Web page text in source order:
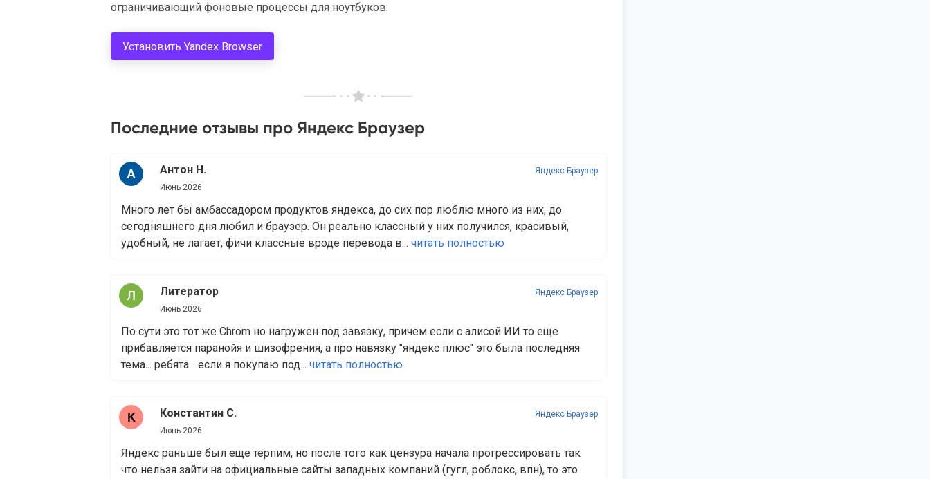
ограничивающий фоновые процессы для ноутбуков.
Установить Yandex Browser
Последние отзывы про Яндекс Браузер
Антон Н.
Июнь 2026
Яндекс Браузер
Много лет бы амбассадором продуктов яндекса, до сих пор люблю много из них, до
сегодняшнего дня любил и браузер. Он реально классный у них получился, красивый,
удобный, не лагает, фичи классные вроде перевода в... читать полностью
Литератор
Июнь 2026
Яндекс Браузер
По сути это тот же Chrom но нагружен под завязку, причем если с алисой ИИ то еще
прибавляется паранойя и шизофрения, а про навязку "яндекс плюс" это была последняя
тема... ребята... если я покупаю под... читать полностью
Константин С.
Июнь 2026
Яндекс Браузер
Яндекс раньше был еще терпим, но после того как цензура начала прогрессировать так
что нельзя зайти на официальные сайты западных компаний (гугл, роблокс, впн), то это